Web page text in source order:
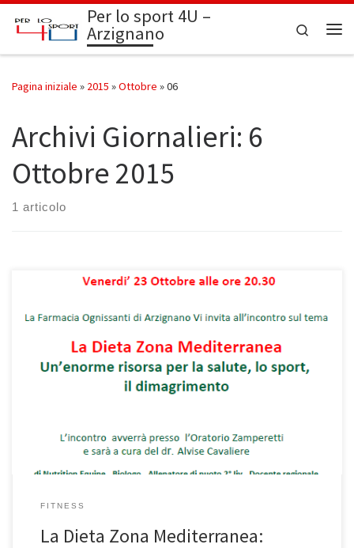
Passa al contenutoPer lo sport 4U –
Arzignano
Search
Pagina iniziale » 2015 »Ottobre »06
Archivi Giornalieri: 6
Ottobre 2015
1 articolo
Zamperetti di Castello di Arzignano l’importante serata che vedrà
come tema la Dieta Zona Mediterranea. L’incontro, organizzato
dalla Farmacia Ognissanti e supportato da Per lo Sport 4u, avrà
come relatore il dottor Alvise Cavaliere, Biologo, Master Zone
FITNESS
La Dieta Zona Mediterranea: